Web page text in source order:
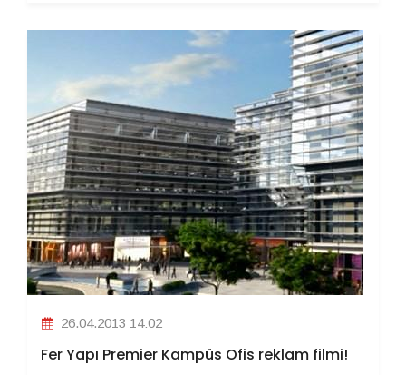
26.04.2013 14:02
Fer Yapı Premier Kampüs Ofis reklam filmi!